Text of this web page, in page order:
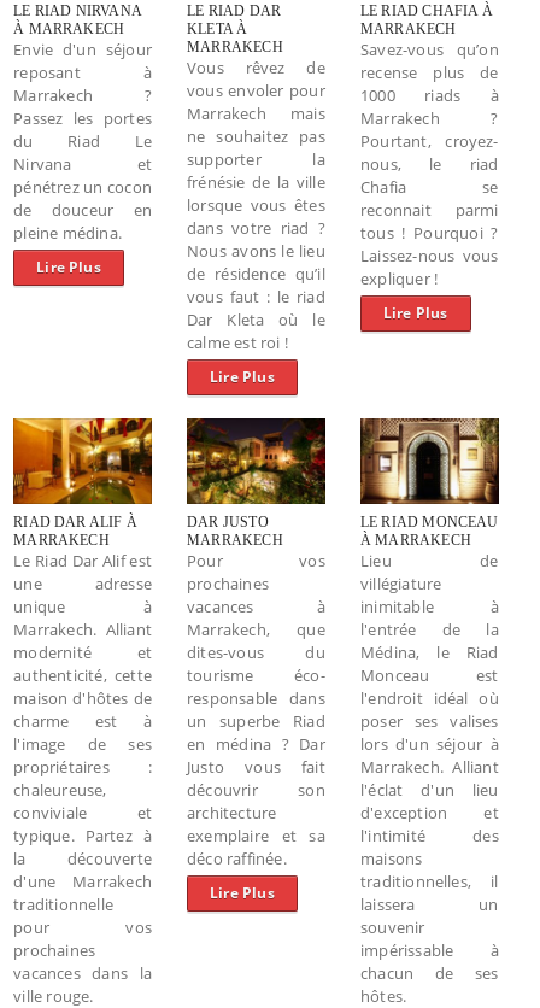
LE RIAD NIRVANA
À MARRAKECH
Envie d'un séjour
reposant à
Marrakech ?
Passez les portes
du Riad Le
Nirvana et
pénétrez un cocon
de douceur en
pleine médina.
Lire Plus
LE RIAD DAR
KLETA À
MARRAKECH
Vous rêvez de
vous envoler pour
Marrakech mais
ne souhaitez pas
supporter la
frénésie de la ville
lorsque vous êtes
dans votre riad ?
Nous avons le lieu
de résidence qu’il
vous faut : le riad
Dar Kleta où le
calme est roi !
Lire Plus
LE RIAD CHAFIA À
MARRAKECH
Savez-vous qu’on
recense plus de
1000 riads à
Marrakech ?
Pourtant, croyez-
nous, le riad
Chafia se
reconnait parmi
tous ! Pourquoi ?
Laissez-nous vous
expliquer !
Lire Plus
RIAD DAR ALIF À
MARRAKECH
Le Riad Dar Alif est
une adresse
unique à
Marrakech. Alliant
modernité et
authenticité, cette
maison d'hôtes de
charme est à
l'image de ses
propriétaires :
chaleureuse,
conviviale et
typique. Partez à
la découverte
d'une Marrakech
traditionnelle
pour vos
prochaines
vacances dans la
ville rouge.
DAR JUSTO
MARRAKECH
Pour vos
prochaines
vacances à
Marrakech, que
dites-vous du
tourisme éco-
responsable dans
un superbe Riad
en médina ? Dar
Justo vous fait
découvrir son
architecture
exemplaire et sa
déco raffinée.
Lire Plus
LE RIAD MONCEAU
À MARRAKECH
Lieu de
villégiature
inimitable à
l'entrée de la
Médina, le Riad
Monceau est
l'endroit idéal où
poser ses valises
lors d'un séjour à
Marrakech. Alliant
l'éclat d'un lieu
d'exception et
l'intimité des
maisons
traditionnelles, il
laissera un
souvenir
impérissable à
chacun de ses
hôtes.